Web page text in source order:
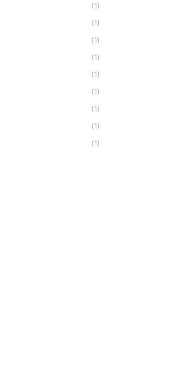
(1)
(1)
(1)
(1)
(1)
(1)
(1)
(1)
(1)